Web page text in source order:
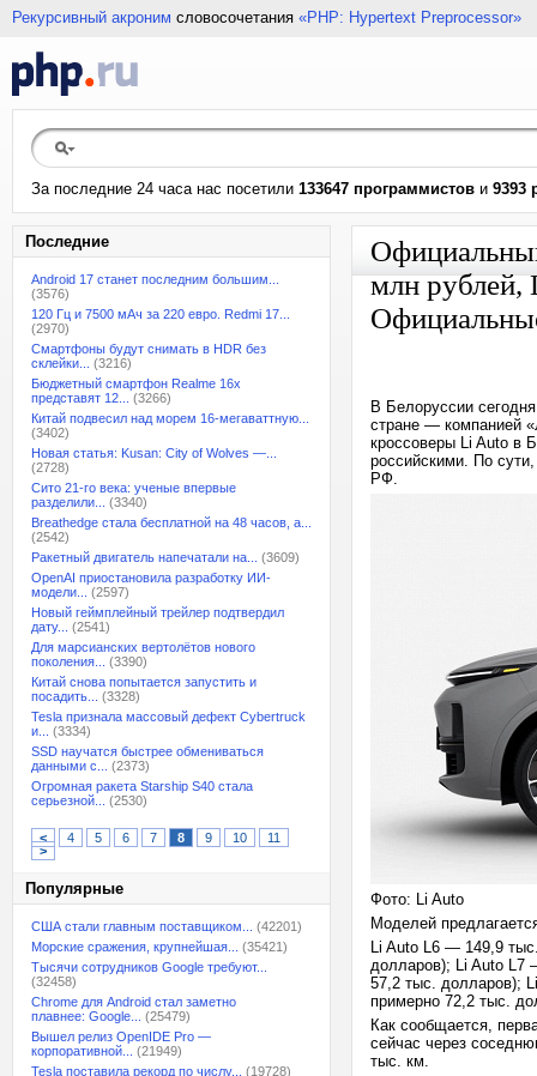
Рекурсивный акроним словосочетания «PHP: Hypertext Preprocessor»
За последние 24 часа нас посетили 133647 программистов и 9393
Последние
Android 17 станет последним большим...
(3576)
120 Гц и 7500 мАч за 220 евро. Redmi 17...
(2970)
Смартфоны будут снимать в HDR без
склейки...
(3216)
Бюджетный смартфон Realme 16x
представят 12...
(3266)
Китай подвесил над морем 16-мегаваттную...
(3402)
Новая статья: Kusan: City of Wolves —...
(2728)
Сито 21-го века: ученые впервые
разделили...
(3340)
Breathedge стала бесплатной на 48 часов, а...
(2542)
Ракетный двигатель напечатали на...
(3609)
OpenAI приостановила разработку ИИ-
модели...
(2597)
Новый геймплейный трейлер подтвердил
дату...
(2541)
Для марсианских вертолётов нового
поколения...
(3390)
Китай снова попытается запустить и
посадить...
(3328)
Tesla признала массовый дефект Cybertruck
и...
(3334)
SSD научатся быстрее обмениваться
данными с...
(2373)
Огромная ракета Starship S40 стала
серьезной...
(2530)
< 4 5 6 7 8 9 10
11
>
Популярные
США стали главным поставщиком...
(42201)
Морские сражения, крупнейшая...
(35421)
Тысячи сотрудников Google требуют...
(32458)
Chrome для Android стал заметно
плавнее: Google...
(25479)
Вышел релиз OpenIDE Pro —
корпоративной...
(21949)
Tesla поставила рекорд по числу...
(19728)
млн рублей,
В Белоруссии
стране — компанией
кроссоверы Li Auto в
российскими. По
РФ.
Фото: Li Auto
Моделей
Li Auto L6 — 149,9
долларов); Li Auto L7
57,2 тыс. долларов);
примерно 72,2 тыс.
Как сообщается,
сейчас через
тыс. км.